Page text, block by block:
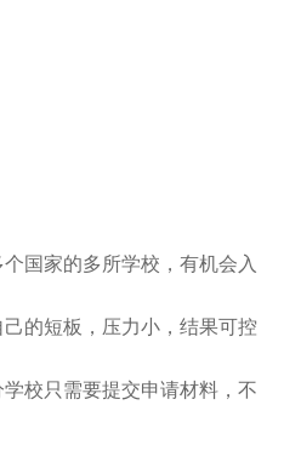
国家的多所学校，有机会入
的短板，压力小，结果可控
校只需要提交申请材料，不